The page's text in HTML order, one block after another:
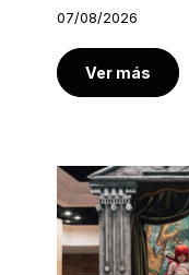
07/08/2026
Ver más